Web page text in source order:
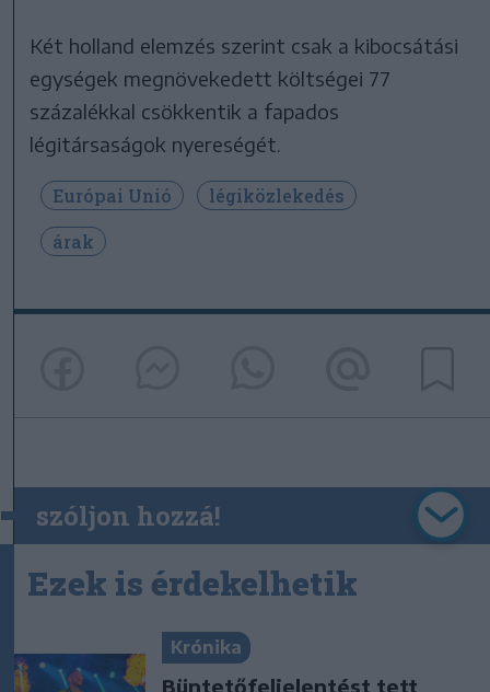
Két holland elemzés szerint csak a kibocsátási
egységek megnövekedett költségei 77
százalékkal csökkentik a fapados
légitársaságok nyereségét.
Európai Unió
légiközlekedés
árak
szóljon hozzá!
Ezek is érdekelhetik
Krónika
Büntetőfeljelentést tett